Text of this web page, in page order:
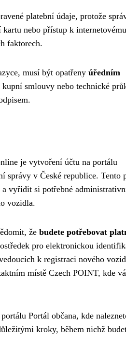
platební údaje, protože
nebo přístup k internetovému
faktorech.
musí být opatřeny úředním
smlouvy nebo technické
je vytvoření účtu na portálu
správy v České republice. Tento
vyřídit si potřebné
vozidla.
že budete potřebovat
pro elektronickou
k registraci nového
místě Czech POINT, kde
Portál občana, kde
kroky, během nichž